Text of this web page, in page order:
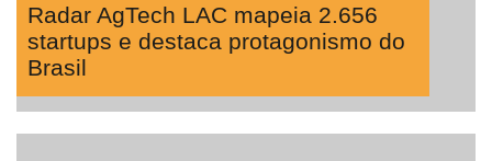
Radar AgTech LAC mapeia 2.656
startups e destaca protagonismo do
Brasil